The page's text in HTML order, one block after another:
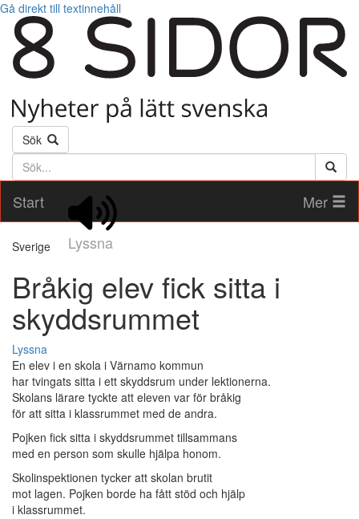
Gå direkt till textinnehåll
Sök
Söktext
Start
Lyssna
Mer
Sverige
Bråkig elev fick sitta i
skyddsrummet
Lyssna
En elev i en skola i Värnamo kommun
har tvingats sitta i ett skyddsrum under lektionerna.
Skolans lärare tyckte att eleven var för bråkig
för att sitta i klassrummet med de andra.
Pojken fick sitta i skyddsrummet tillsammans
med en person som skulle hjälpa honom.
Skolinspektionen tycker att skolan brutit
mot lagen. Pojken borde ha fått stöd och hjälp
i klassrummet.